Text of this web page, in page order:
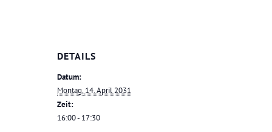
DETAILS
Datum:
Montag, 14. April 2031
Zeit:
16:00 - 17:30